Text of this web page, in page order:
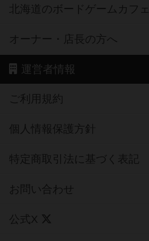
北海道のボードゲームカフェ
オーナー・店長の方へ
運営者情報
ご利用規約
個人情報保護方針
特定商取引法に基づく表記
お問い合わせ
公式X